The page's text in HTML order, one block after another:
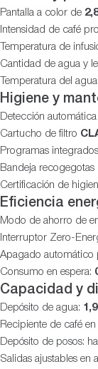
Pantalla a color de
Intensidad de café
Temperatura de
Cantidad de agua y
Temperatura del
Higiene y
Detección
Cartucho de filtro
Programas
Bandeja
Certificación de
Eficiencia
Modo de ahorro de
Interruptor Zero-
Apagado automático
Consumo en espera:
Capacidad y
Depósito de agua:
Recipiente de café
Depósito de posos:
Salidas ajustables en